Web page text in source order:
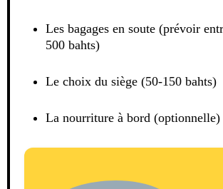
Les bagages en soute (prévoir
500 bahts)
Le choix du siège (50-150 bahts)
La nourriture à bord (optionnelle)